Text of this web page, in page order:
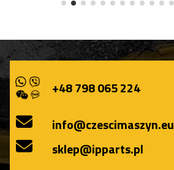
+48 798 065 224
info@czescimaszyn.eu
sklep@ipparts.pl